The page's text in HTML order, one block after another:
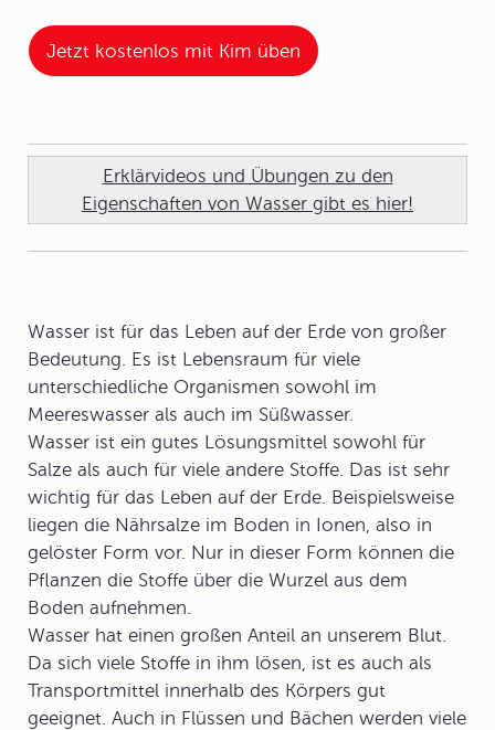
Jetzt kostenlos mit Kim üben
Erklärvideos und Übungen zu den
Eigenschaften von Wasser gibt es hier!
Wasser ist für das Leben auf der Erde von großer
Bedeutung. Es ist Lebensraum für viele
unterschiedliche Organismen sowohl im
Meereswasser als auch im Süßwasser.
Wasser ist ein gutes Lösungsmittel sowohl für
Salze als auch für viele andere Stoffe. Das ist sehr
wichtig für das Leben auf der Erde. Beispielsweise
liegen die Nährsalze im Boden in Ionen, also in
gelöster Form vor. Nur in dieser Form können die
Pflanzen die Stoffe über die Wurzel aus dem
Boden aufnehmen.
Wasser hat einen großen Anteil an unserem Blut.
Da sich viele Stoffe in ihm lösen, ist es auch als
Transportmittel innerhalb des Körpers gut
geeignet. Auch in Flüssen und Bächen werden viele